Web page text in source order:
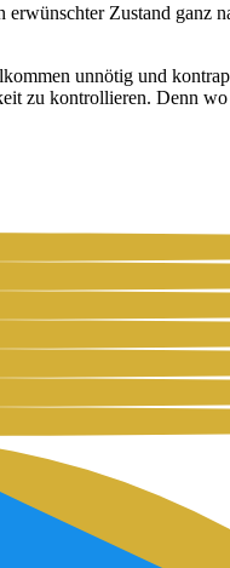
Zustand ganz
unnö­tig und
zu kon­trol­lie­ren. Denn